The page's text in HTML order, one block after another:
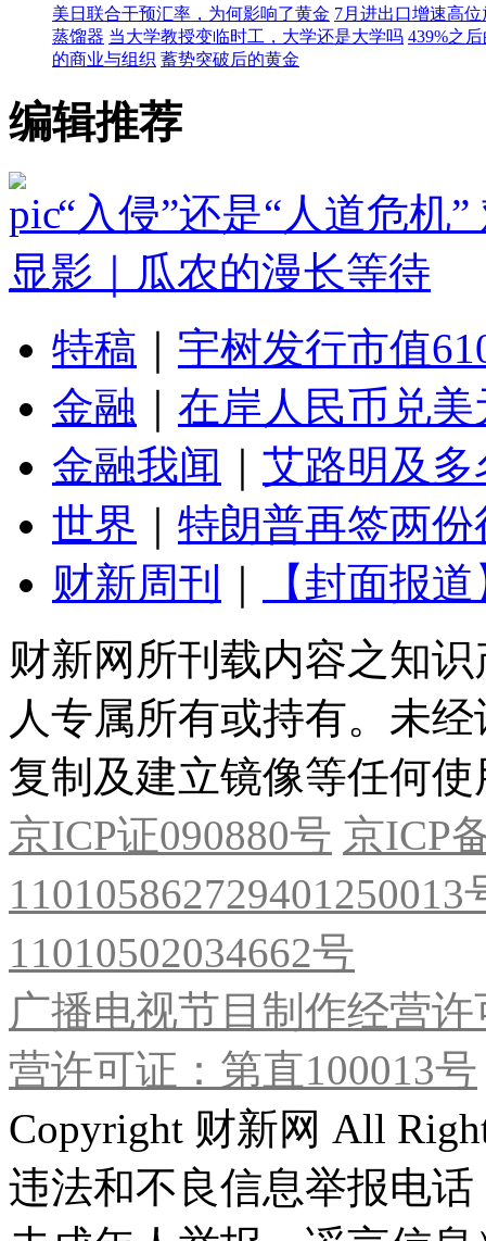
美日联合干预汇率，为何影响了黄金 7月进出口增速高
蒸馏器 当大学教授变临时工，大学还是大学吗 439%之
的商业与组织 蓄势突破后的黄金
编辑推荐
“入侵”还是“人道危机
显影｜瓜农的漫长等待
特稿
宇树发行市值
金融
在岸人民币兑
金融我闻
艾路明及
世界
特朗普再签两
财新周刊
【封面报
财新网所刊载内容之知
人专属所有或持有。未
复制及建立镜像等任何使
京ICP证090880号 京ICP
11010502034662号
广播电视节目制作经营
营许可证：第直100013号
Copyright 财新网 All
违法和不良信息举报电